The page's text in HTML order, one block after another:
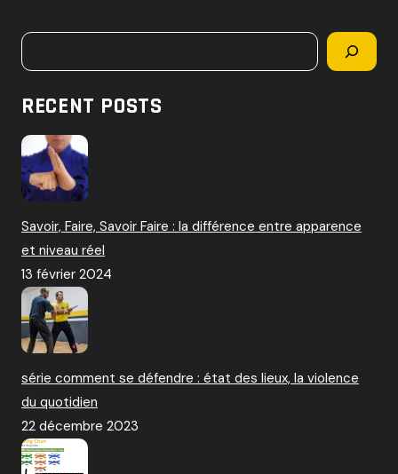
r
Rechercher
RECENT POSTS
Savoir, Faire, Savoir Faire : la différence entre apparence
et niveau réel
13 février 2024
série comment se défendre : état des lieux, la violence
du quotidien
22 décembre 2023